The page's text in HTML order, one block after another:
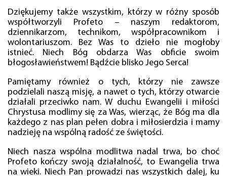
Dziękujemy także wszystkim, którzy w różny sposób
współtworzyli Profeto – naszym redaktorom,
dziennikarzom, technikom, współpracownikom i
wolontariuszom. Bez Was to dzieło nie mogłoby
istnieć. Niech Bóg obdarza Was obficie swoim
błogosławieństwem! Bądźcie blisko Jego Serca!
Pamiętamy również o tych, którzy nie zawsze
podzielali naszą misję, a nawet o tych, którzy otwarcie
działali przeciwko nam. W duchu Ewangelii i miłości
Chrystusa modlimy się za Was, wierząc, że Bóg ma dla
każdego z nas plan pełen dobra i miłosierdzia i mamy
nadzieję na wspólną radość ze świętości.
Niech nasza wspólna modlitwa nadal trwa, bo choć
Profeto kończy swoją działalność, to Ewangelia trwa
na wieki. Niech Pan prowadzi nas wszystkich dalej, ku